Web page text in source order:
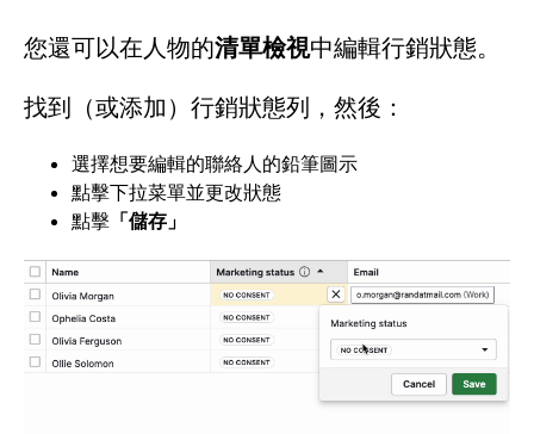
您還可以在人物的清單檢視中編輯行銷狀態。
找到（或添加）行銷狀態列，然後：
選擇想要編輯的聯絡人的鉛筆圖示
點擊下拉菜單並更改狀態
點擊 「儲存」